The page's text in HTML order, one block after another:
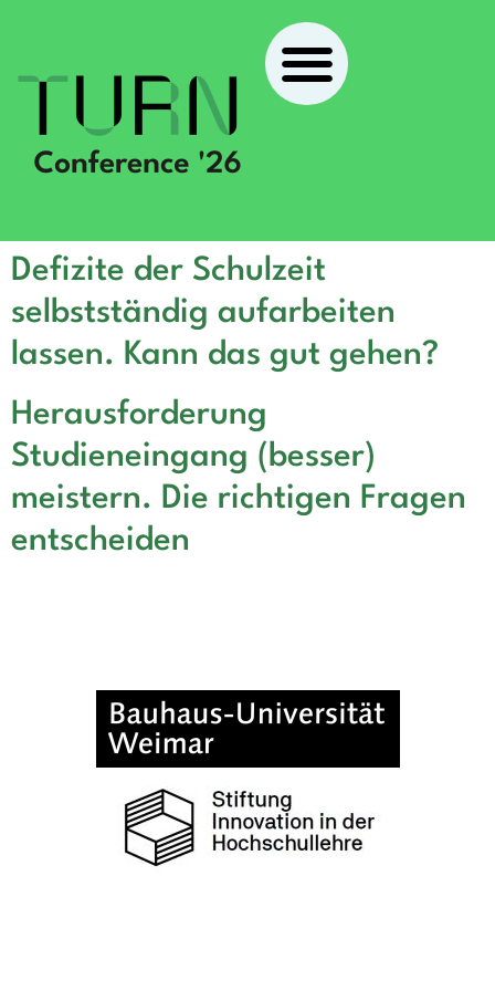
Defizite der Schulzeit
selbstständig aufarbeiten
lassen. Kann das gut gehen?
Herausforderung
Studieneingang (besser)
meistern. Die richtigen Fragen
entscheiden